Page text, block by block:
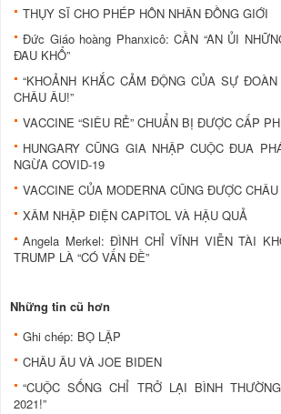
THỤY SĨ CHO PHÉP HÔN NHÂN ĐỒNG GIỚI
Đức Giáo hoàng Phanxicô: CẦN “AN ỦI
ĐAU KHỔ”
“KHOẢNH KHẮC CẢM ĐỘNG CỦA SỰ
CHÂU ÂU!”
VACCINE “SIÊU RẺ” CHUẨN BỊ ĐƯỢC CẤP
HUNGARY CŨNG GIA NHẬP CUỘC ĐUA
NGỪA COVID-19
VACCINE CỦA MODERNA CŨNG ĐƯỢC
XÂM NHẬP ĐIỆN CAPITOL VÀ HẬU QUẢ
Angela Merkel: ĐÌNH CHỈ VĨNH VIỄN TÀI
TRUMP LÀ “CÓ VẤN ĐỀ”
Những tin cũ hơn
Ghi chép: BỌ LẬP
CHÂU ÂU VÀ JOE BIDEN
“CUỘC SỐNG CHỈ TRỞ LẠI BÌNH
2021!”